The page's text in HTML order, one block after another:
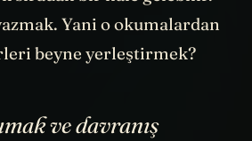
Yani o okumalardan
beyne yerleştirmek?
ve davranış